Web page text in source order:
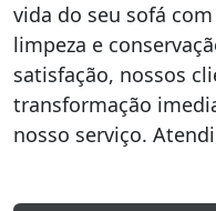
vida do seu sofá
limpeza e
satisfação, nossos
transformação
nosso serviço.